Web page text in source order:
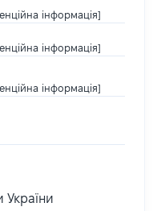
інформація]
інформація]
інформація]
України